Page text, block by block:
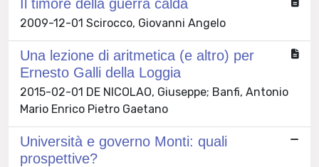
Il timore della guerra calda
2009-12-01 Scirocco, Giovanni Angelo
Una lezione di aritmetica (e altro) per
Ernesto Galli della Loggia
2015-02-01 DE NICOLAO, Giuseppe; Banfi, Antonio
Mario Enrico Pietro Gaetano
Università e governo Monti: quali
prospettive?